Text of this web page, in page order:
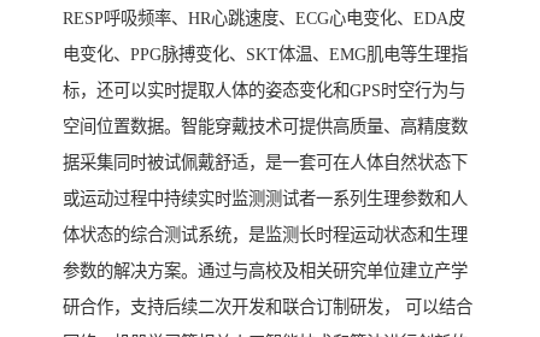
RESP呼吸频率、HR心跳速度、ECG心电变化、EDA皮
电变化、PPG脉搏变化、SKT体温、EMG肌电等生理指
标，还可以实时提取人体的姿态变化和GPS时空行为与
空间位置数据。智能穿戴技术可提供高质量、高精度数
据采集同时被试佩戴舒适，是一套可在人体自然状态下
或运动过程中持续实时监测测试者一系列生理参数和人
体状态的综合测试系统，是监测长时程运动状态和生理
参数的解决方案。通过与高校及相关研究单位建立产学
研合作，支持后续二次开发和联合订制研发， 可以结合